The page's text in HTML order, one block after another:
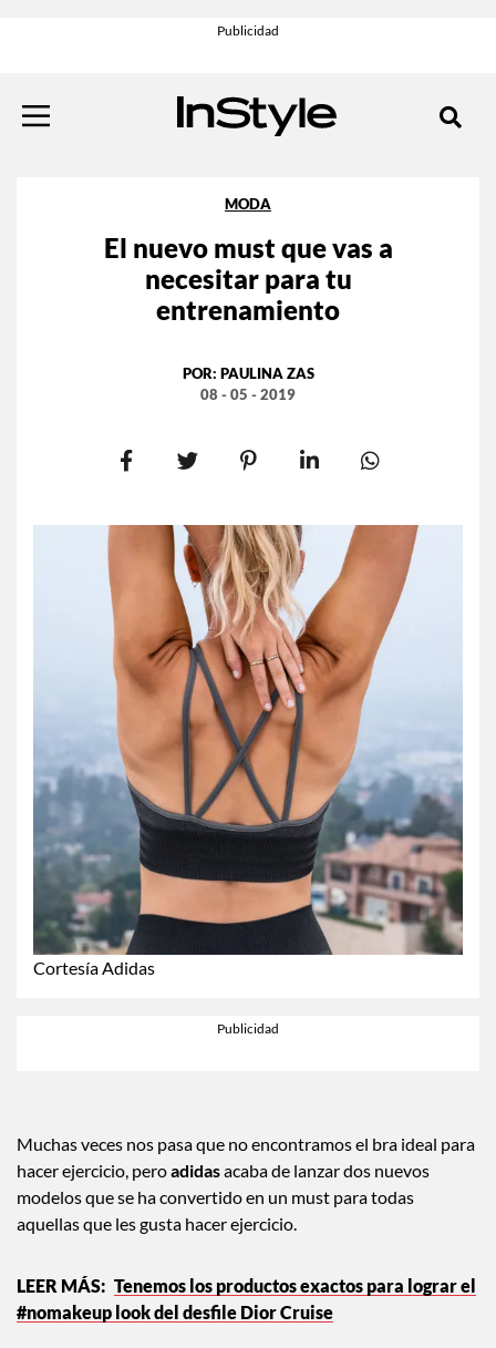
Cortesía Adidas
MODA
El nuevo must que vas a
necesitar para tu
entrenamiento
POR: PAULINA ZAS
08 - 05 - 2019
Muchas veces nos pasa que no encontramos el bra ideal para
hacer ejercicio, peroadidasacaba de lanzar dos nuevos
modelos que se ha convertido en un must para todas
Tenemos los productos exactos para lograr el